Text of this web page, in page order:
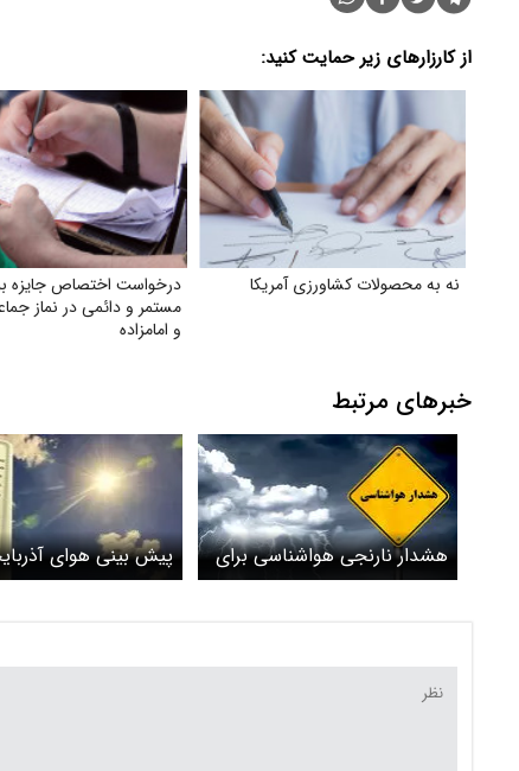
از کارزارهای زیر حمایت کنید:
نه به محصولات کشاورزی آمریکا
درخواست اختصاص جایزه
مستمر و دائمی در نماز
و امامزاده
خبرهای مرتبط
هشدار نارنجی هواشناسی برای
آذربایجان شرقی / تشدید
پیش بینی هوای